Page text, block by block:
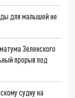
для малышей не
Зеленского
прорыв под
судну на